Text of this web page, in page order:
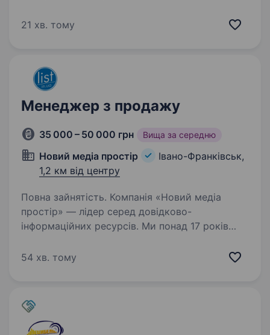
з 4000 людей, де кожен присвячений місії —
21 хв. тому
Менеджер з продажу
35 000 – 50 000 грн Вища за середню
Новий медіа простір
Івано-Франківськ,
1,2 км від центру
Повна зайнятість. Компанія «Новий медіа
простір» — лідер серед довідково-
інформаційних ресурсів. Ми понад 17 років
160+ співробітників та 8000+ постійних
54 хв. тому